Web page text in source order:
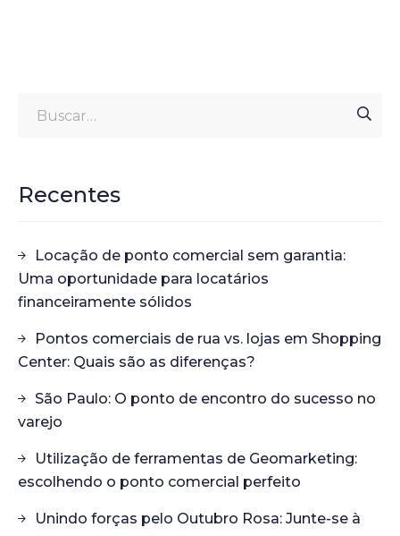
Recentes
Locação de ponto comercial sem garantia:
Uma oportunidade para locatários
financeiramente sólidos
Pontos comerciais de rua vs. lojas em Shopping
Center: Quais são as diferenças?
São Paulo: O ponto de encontro do sucesso no
varejo
Utilização de ferramentas de Geomarketing:
escolhendo o ponto comercial perfeito
Unindo forças pelo Outubro Rosa: Junte-se à